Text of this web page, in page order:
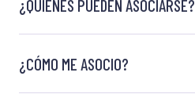
¿QUIÉNES PUEDEN ASOCIARSE?
¿CÓMO ME ASOCIO?